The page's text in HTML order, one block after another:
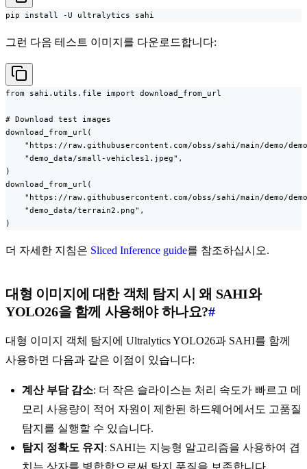
pip install -U ultralytics sahi
그런 다음 테스트 이미지를 다운로드합니다:
from sahi.utils.file import download_from_url
# Download test images
download_from_url(
"https://raw.githubusercontent.com/obss/sahi/main/demo/
    "demo_data/small-vehicles1.jpeg",
)
download_from_url(
"https://raw.githubusercontent.com/obss/sahi/main/demo/
    "demo_data/terrain2.png",
)
더 자세한 지침은 Sliced Inference guide를 참조하십시오.
대형 이미지에 대한 객체 탐지 시 왜 SAHI와
YOLO26을 함께 사용해야 하나요?#
대형 이미지 객체 탐지에 Ultralytics YOLO26과 SAHI를 함께
사용하면 다음과 같은 이점이 있습니다:
계산 부담 감소: 더 작은 슬라이스는 처리 속도가 빠르고 메
모리 사용량이 적어 자원이 제한된 하드웨어에서도 고품질
탐지를 실행할 수 있습니다.
탐지 정확도 유지 : SAHI는 지능형 알고리즘을 사용하여 겹
치는 상자를 병합함으로써 탐지 품질을 보존합니다.